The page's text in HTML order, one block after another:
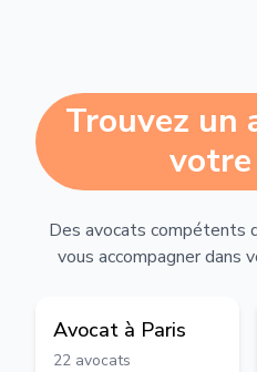
Trouvez un
Des avocats compétents
vous accompagner dans
Avocat à Paris
22 avocats